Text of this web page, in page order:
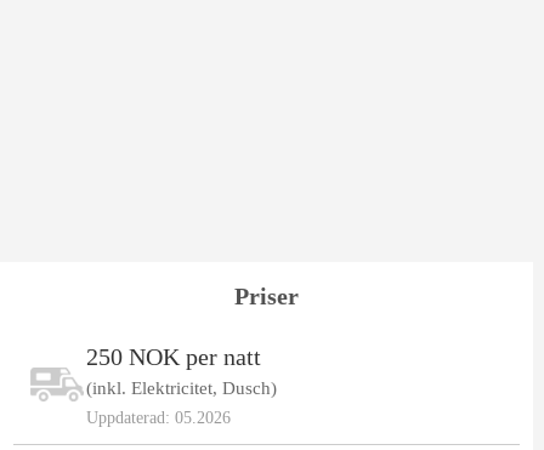
Priser
250 NOK per natt
(inkl. Elektricitet, Dusch)
Uppdaterad: 05.2026